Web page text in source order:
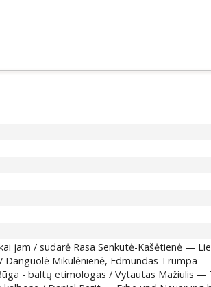
jam / sudarė Rasa Senkutė-Kašėtienė —
Mikulėnienė, Edmundas Trumpa
- baltų etimologas / Vytautas Mažiulis —